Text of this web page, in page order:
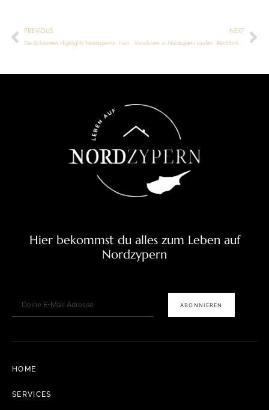
PREVIOUS
Die Schönsten Highlights Nordzyperns: Famagusta, Salamis, Bellapais Und Der Unberührte Golden Beach
NEXT
Immobilien in Nordzypern kaufen: Rechtliche Schritte, Markttrends und eine durchdachte Investitionsstrategie
Hier bekommst du alles zum Leben auf
Nordzypern
ABONNIEREN
HOME
SERVICES